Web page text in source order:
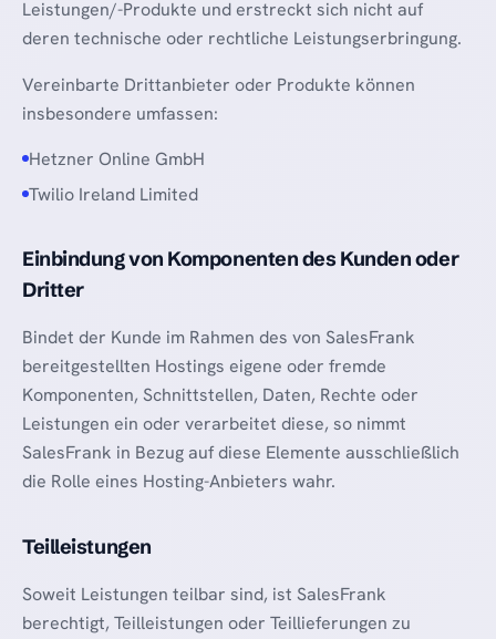
Leistungen/-Produkte und erstreckt sich nicht auf
deren technische oder rechtliche Leistungserbringung.
Vereinbarte Drittanbieter oder Produkte können
insbesondere umfassen:
Hetzner Online GmbH
Twilio Ireland Limited
Einbindung von Komponenten des Kunden oder
Dritter
Bindet der Kunde im Rahmen des von SalesFrank
bereitgestellten Hostings eigene oder fremde
Komponenten, Schnittstellen, Daten, Rechte oder
Leistungen ein oder verarbeitet diese, so nimmt
SalesFrank in Bezug auf diese Elemente ausschließlich
die Rolle eines Hosting-Anbieters wahr.
Teilleistungen
Soweit Leistungen teilbar sind, ist SalesFrank
berechtigt, Teilleistungen oder Teillieferungen zu